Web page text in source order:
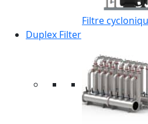
Filtre
Duplex Filter